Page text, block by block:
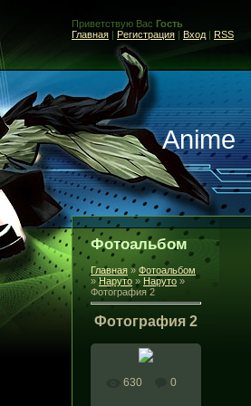
Приветствую Вас Гость
Главная | Регистрация | Вход | RSS
Anime
Фотоальбом
Главная » Фотоальбом
»Наруто » Наруто »
Фотография 2
Фотография 2
630 0